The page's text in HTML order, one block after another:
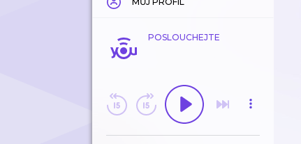
POSLOUCHEJTE